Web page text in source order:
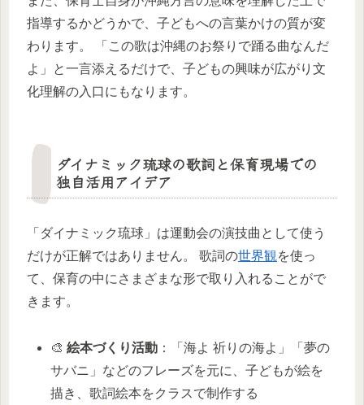
指導するかどうかで、子どもへの言葉かけの質が変
わります。 「この歌は沖縄のお祭りで踊る曲なんだ
よ」と一言添えるだけで、子どもの興味が広がり文
化理解の入口にもなります。
ダイナミック琉球の歌詞と保育現場での
独自活用アイデア
「ダイナミック琉球」は運動会の演技曲として使う
だけが正解ではありません。 歌詞の世界観を使っ
て、保育の中にさまざまな形で取り入れることがで
きます。
🎨絵本づくり活動 ：「海よ 祈りの海よ」「夢の
サバニ」などのフレーズを元に、子どもが絵を
描き、歌詞絵本をクラスで制作する